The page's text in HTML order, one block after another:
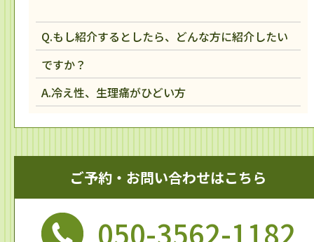
Q.もし紹介するとしたら、どんな方に紹介したい
ですか？
A.冷え性、生理痛がひどい方
ご予約・お問い合わせはこちら
050-3562-1182